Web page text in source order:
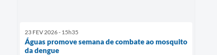
23 FEV 2026 - 15h35
Águas promove semana de combate ao mosquito
da dengue